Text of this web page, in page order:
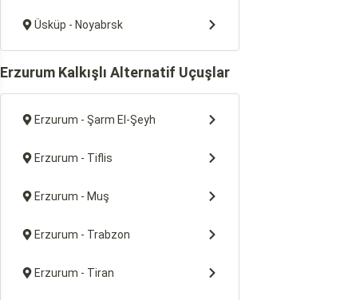
Üsküp - Noyabrsk
Erzurum Kalkışlı Alternatif Uçuşlar
Erzurum - Şarm El-Şeyh
Erzurum - Tiflis
Erzurum - Muş
Erzurum - Trabzon
Erzurum - Tiran